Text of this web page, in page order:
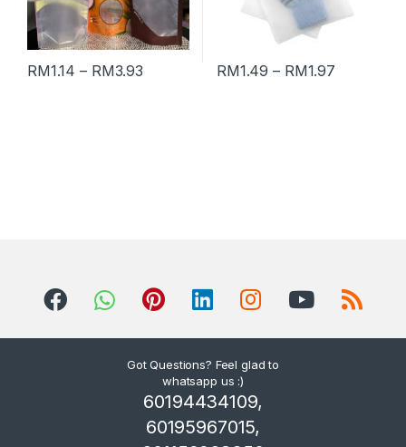
RM1.14 – RM3.93 RM1.49 – RM1.97
Got Questions? Feel glad to
whatsapp us :)
60194434109,
60195967015,